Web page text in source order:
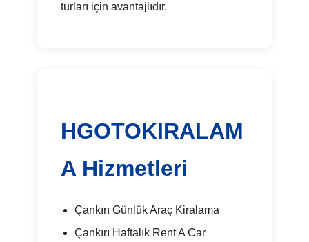
turları için avantajlıdır.
HGOTOKIRALAM
A Hizmetleri
Çankırı Günlük Araç Kiralama
Çankırı Haftalık Rent A Car